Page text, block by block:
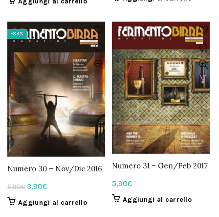
-34%
Numero 30 – Nov/Dic 2016
5,90€ Il
prezzo
3,90€
prezzo
Aggiungi al carrello
Numero 31 – Gen/Feb 2017
5,90€
Aggiungi al carrello